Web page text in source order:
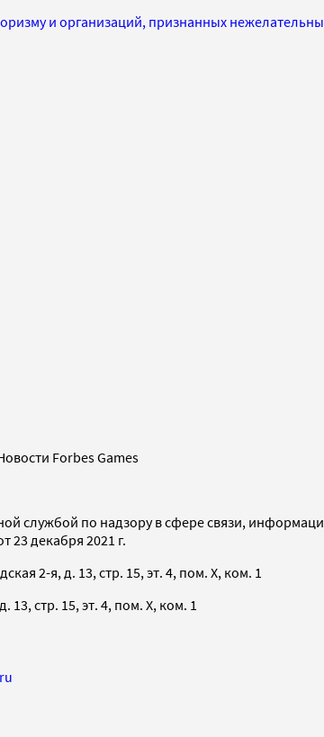
и организаций, признанных
Forbes Games
службой по надзору в сфере связи,
23 декабря 2021 г.
2-я, д. 13, стр. 15, эт. 4, пом. X, ком. 1
стр. 15, эт. 4, пом. X, ком. 1